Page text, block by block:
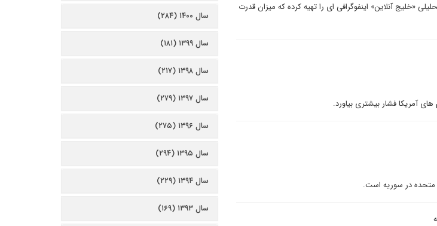
«خلیج آنلاین» اینفوگرافی ای را تهیه کرده که میزان قدرت
آمریکا فشار بیشتری بیاورد.
متحده در سوریه است.
سال ۱۴۰۰ (۲۸۴)
سال ۱۳۹۹ (۱۸۱)
سال ۱۳۹۸ (۲۱۷)
سال ۱۳۹۷ (۲۷۹)
سال ۱۳۹۶ (۲۷۵)
سال ۱۳۹۵ (۲۹۴)
سال ۱۳۹۴ (۲۲۹)
سال ۱۳۹۳ (۱۶۹)